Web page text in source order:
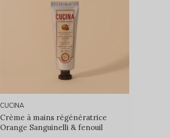
CUCINA
Crème à mains régénératrice
Orange Sanguinelli & fenouil